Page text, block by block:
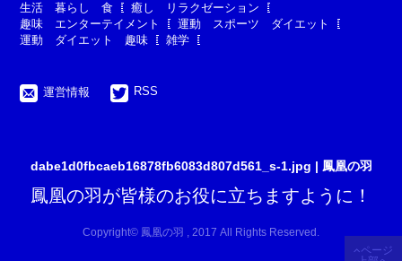
生活 暮らし 食
癒し リラクゼーション
趣味 エンターテイメント
運動 スポーツ ダイエット
運動 ダイエット 趣味
雑学
運営情報 RSS
dabe1d0fbcaeb16878fb6083d807d561_s-1.jpg | 鳳凰の羽
鳳凰の羽が皆様のお役に立ちますように！
Copyright© 鳳凰の羽 , 2017 All Rights Reserved.
ページ